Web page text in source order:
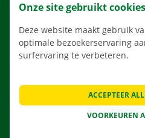
APP
Onze site gebruikt cookies
Deze website maakt gebruik
optimale bezoekerservaring
surfervaring te verbeteren.
VOORKEUREN
ACCEPTEER